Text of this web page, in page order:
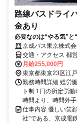
路線バスドライ
金あり
必要なのは“やる気”
京成バス東京株式
交通・アクセス 都
月給255,000円
東京都東京23区江
勤務時間詳細 総労
ト制 1日の所定労
時間より、時間外
仕事内容 優しい笑
社”である、京成電